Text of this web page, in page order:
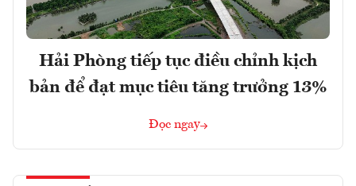
Hải Phòng tiếp tục điều chỉnh kịch
bản để đạt mục tiêu tăng trưởng 13%
Đọc ngay